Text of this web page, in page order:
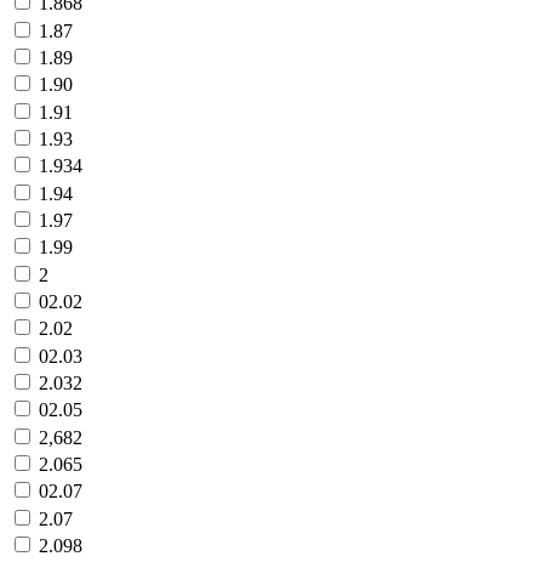
1.87
1.89
1.90
1.91
1.93
1.934
1.94
1.97
1.99
2
02.02
2.02
02.03
2.032
02.05
2,682
2.065
02.07
2.07
2.098